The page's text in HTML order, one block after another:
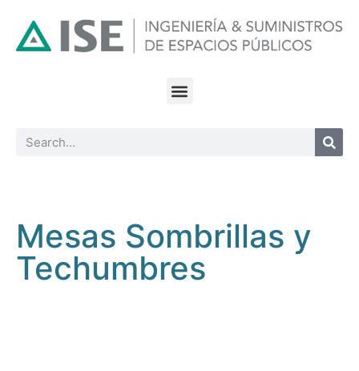
Mesas Sombrillas y
Techumbres